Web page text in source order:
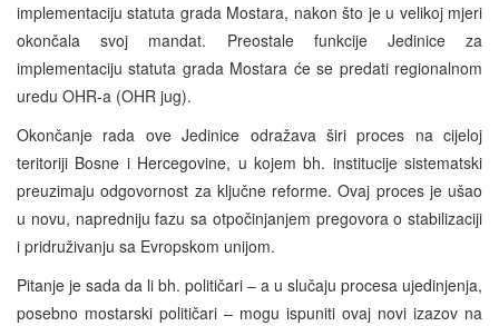
implementaciju statuta grada Mostara, nakon što je u velikoj mjeri
okončala svoj mandat. Preostale funkcije Jedinice za
implementaciju statuta grada Mostara će se predati regionalnom
uredu OHR-a (OHR jug).
Okončanje rada ove Jedinice odražava širi proces na cijeloj
teritoriji Bosne i Hercegovine, u kojem bh. institucije sistematski
preuzimaju odgovornost za ključne reforme. Ovaj proces je ušao
u novu, napredniju fazu sa otpočinjanjem pregovora o stabilizaciji
i pridruživanju sa Evropskom unijom.
Pitanje je sada da li bh. političari – a u slučaju procesa ujedinjenja,
posebno mostarski političari – mogu ispuniti ovaj novi izazov na